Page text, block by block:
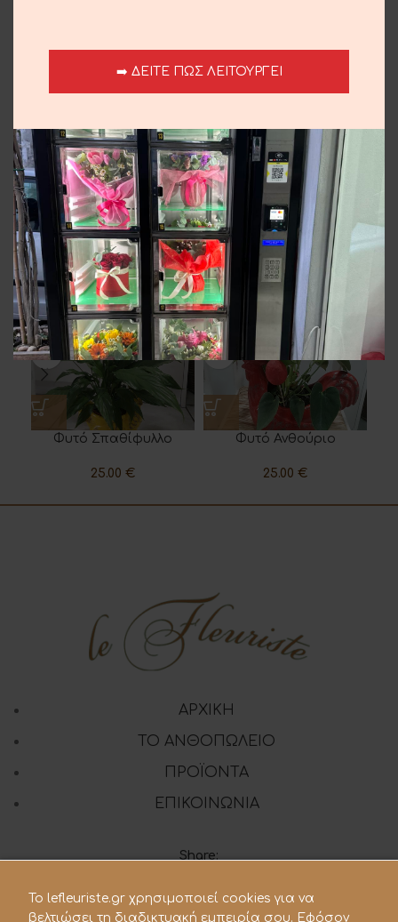
Ανθεκτική σε δύσκολες συνθήκες με λεπτά φύλλα
Επιπλέον πληροφορίες
Αποστολή και παράδοση
Σχετικά προϊόντα
Φυτό Σπαθίφυλλο
25.00 €
Φυτό Ανθούριο
25.00 €
ΑΡΧΙΚΗ
ΤΟ ΑΝΘΟΠΩΛΕΙΟ
ΠΡΟΪΟΝΤΑ
ΕΠΙΚΟΙΝΩΝΙΑ
Share:
210 28.21.119
To lefleuriste.gr χρησιμοποιεί cookies για να
βελτιώσει τη διαδικτυακή εμπειρία σου. Εφόσον
➡️ ΔΕΙΤΕ ΠΩΣ ΛΕΙΤΟΥΡΓΕΙ